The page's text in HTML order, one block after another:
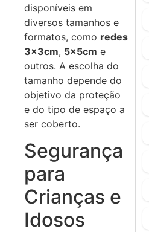
disponíveis em
diversos tamanhos e
formatos, como redes
3x3cm, 5x5cm e
outros. A escolha do
tamanho depende do
objetivo da proteção
e do tipo de espaço a
ser coberto.
Segurança
para
Crianças e
Idosos